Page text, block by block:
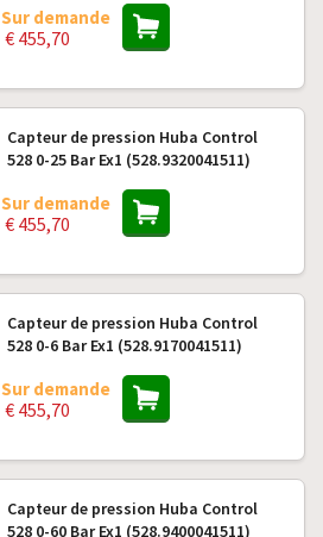
Sur demande
€ 455,70
Capteur de pression Huba Control
528 0-25 Bar Ex1 (528.9320041511)
Sur demande
€ 455,70
Capteur de pression Huba Control
528 0-6 Bar Ex1 (528.9170041511)
Sur demande
€ 455,70
Capteur de pression Huba Control
528 0-60 Bar Ex1 (528.9400041511)